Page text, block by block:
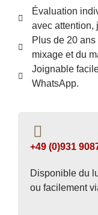
Évaluation
avec attention,
Plus de 20
mixage et du
Joignable
WhatsApp.
+49 (0)931
Disponible du
ou facilement